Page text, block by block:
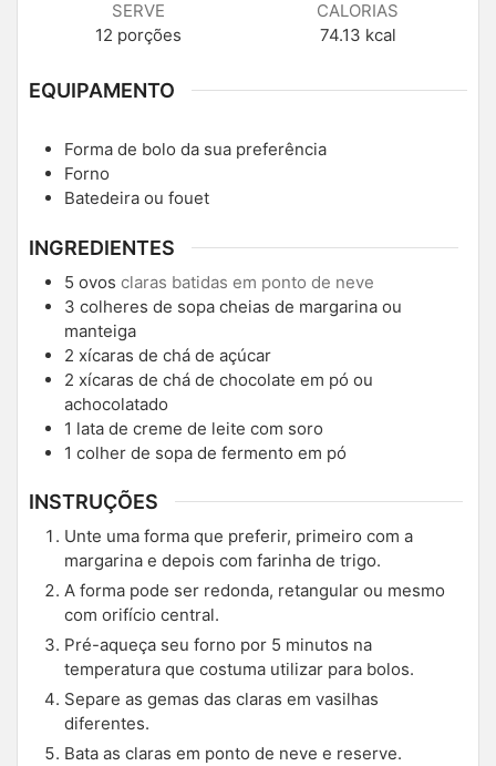
SERVE
12 porções
CALORIAS
74.13 kcal
EQUIPAMENTO
Forma de bolo da sua preferência
Forno
Batedeira ou fouet
INGREDIENTES
5 ovos claras batidas em ponto de neve
3 colheres de sopa cheias de margarina ou
manteiga
2 xícaras de chá de açúcar
2 xícaras de chá de chocolate em pó ou
achocolatado
1 lata de creme de leite com soro
1 colher de sopa de fermento em pó
INSTRUÇÕES
Unte uma forma que preferir, primeiro com a
margarina e depois com farinha de trigo.
A forma pode ser redonda, retangular ou mesmo
com orifício central.
Pré-aqueça seu forno por 5 minutos na
temperatura que costuma utilizar para bolos.
Separe as gemas das claras em vasilhas
diferentes.
Bata as claras em ponto de neve e reserve.